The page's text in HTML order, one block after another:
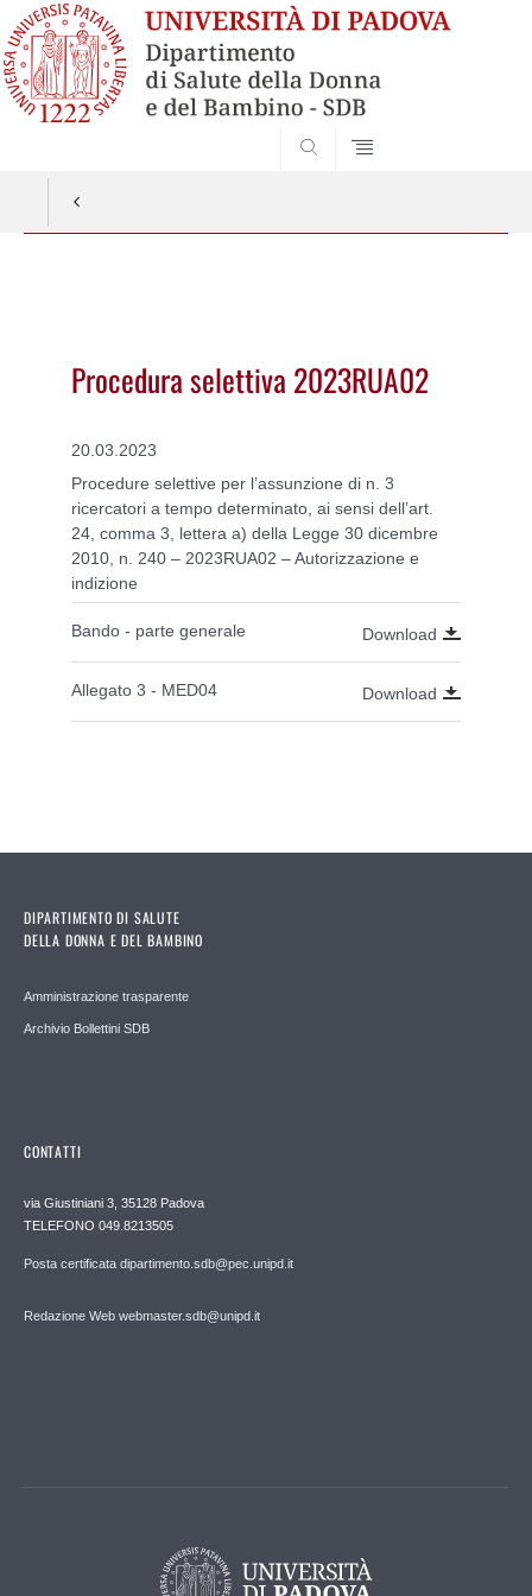
Procedura selettiva 2023RUA02
20.03.2023
Procedure selettive per l’assunzione di n. 3
ricercatori a tempo determinato, ai sensi dell’art.
24, comma 3, lettera a) della Legge 30 dicembre
2010, n. 240 – 2023RUA02 – Autorizzazione e
indizione
Bando - parte generale Download
Allegato 3 - MED04 Download
DIPARTIMENTO DI SALUTE
DELLA DONNA E DEL BAMBINO
Amministrazione trasparente
Archivio Bollettini SDB
CONTATTI
via Giustiniani 3, 35128 Padova
TELEFONO 049.8213505
Posta certificata dipartimento.sdb@pec.unipd.it
Redazione Web webmaster.sdb@unipd.it